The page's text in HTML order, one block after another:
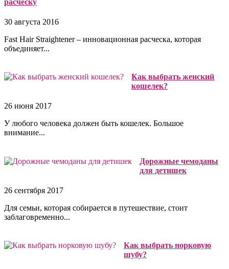
30 августа 2016
Fast Hair Straightener – инновационная расческа, которая
объединяет...
Как выбрать женский
кошелек?
26 июня 2017
У любого человека должен быть кошелек. Большое
внимание...
Дорожные чемоданы
для детишек
26 сентября 2017
Для семьи, которая собирается в путешествие, стоит
заблаговременно...
Как выбрать норковую
шубу?